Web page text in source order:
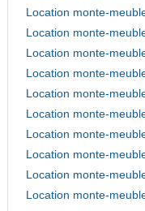
Location monte-
Location monte-
Location monte-
Location monte-
Location monte-
Location monte-
Location monte-
Location monte-
Location monte-
Location monte-